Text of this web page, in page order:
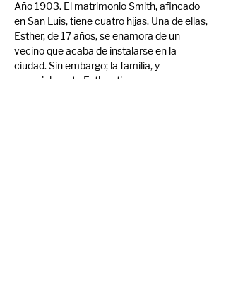
Año 1903. El matrimonio Smith, afincado
en San Luis, tiene cuatro hijas. Una de ellas,
Esther, de 17 años, se enamora de un
vecino que acaba de instalarse en la
ciudad. Sin embargo; la familia, y
especialmente Esther, tienen un enorme